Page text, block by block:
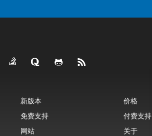
新版本
价格
免费支持
付费支持
网站 关于